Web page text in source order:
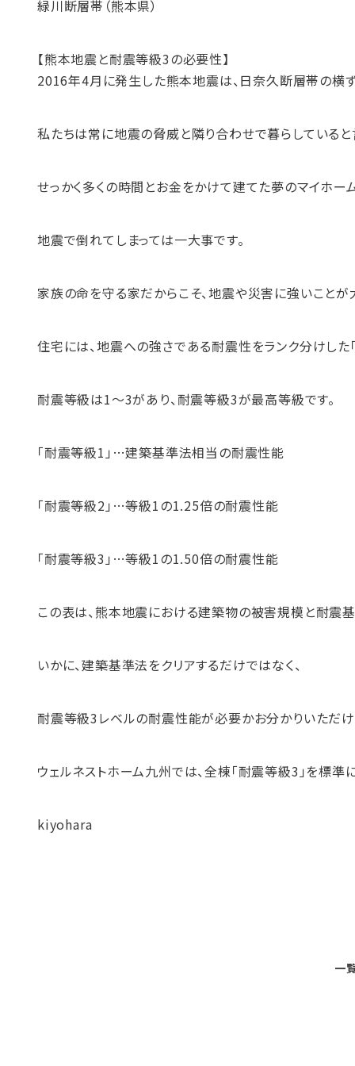
緑川断層帯（熊本県）
【熊本地震と耐震等級3の必要性】
2016年4月に発生した熊本地震は、日奈久断層帯の横
私たちは常に地震の脅威と隣り合わせで暮らしていると
せっかく多くの時間とお金をかけて建てた夢のマイホー
地震で倒れてしまっては一大事です。
家族の命を守る家だからこそ、地震や災害に強いことが
住宅には、地震への強さである耐震性をランク分けした
耐震等級は1～3があり、耐震等級3が最高等級です。
「耐震等級1」…建築基準法相当の耐震性能
「耐震等級2」…等級1の1.25倍の耐震性能
「耐震等級3」…等級1の1.50倍の耐震性能
この表は、熊本地震における建築物の被害規模と耐震
いかに、建築基準法をクリアするだけではなく、
耐震等級3レベルの耐震性能が必要かお分かりいただけ
ウェルネストホーム九州では、全棟「耐震等級3」を標準
kiyohara
一